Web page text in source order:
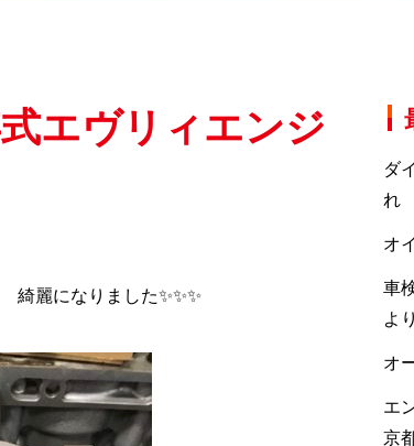
エヴリィエンジ
麗になりました✨✨✨
ダ
れ
オ
車
より
オ
エ
京